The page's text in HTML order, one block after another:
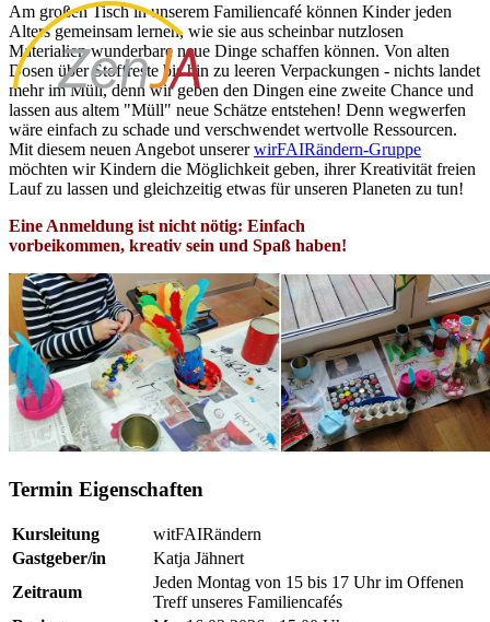
Am großen Tisch in unserem Familiencafé können Kinder jeden
Alters gemeinsam lernen, wie sie aus scheinbar nutzlosen
Materialien wunderbare neue Dinge schaffen können. Von alten
Dosen über Stoffreste bis hin zu leeren Verpackungen - nichts landet
mehr im Müll, denn wir geben den Dingen eine zweite Chance und
lassen aus altem "Müll" neue Schätze entstehen! Denn wegwerfen
wäre einfach zu schade und verschwendet wertvolle Ressourcen.
Mit diesem neuen Angebot unsererwirFAIRändern-Gruppe
möchten wir Kindern die Möglichkeit geben, ihrer Kreativität freien
Lauf zu lassen und gleichzeitig etwas für unseren Planeten zu tun!
Eine Anmeldung ist nicht nötig: Einfach
vorbeikommen, kreativ sein und Spaß haben!
Termin Eigenschaften
Kursleitung
witFAIRändern
Gastgeber/in
Katja Jähnert
Zeitraum
Jeden Montag von 15 bis 17 Uhr im Offenen
Treff unseres Familiencafés